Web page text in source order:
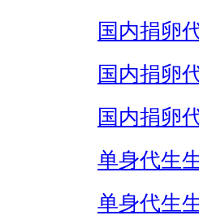
国内捐卵
国内捐卵
国内捐卵
单身代生
单身代生